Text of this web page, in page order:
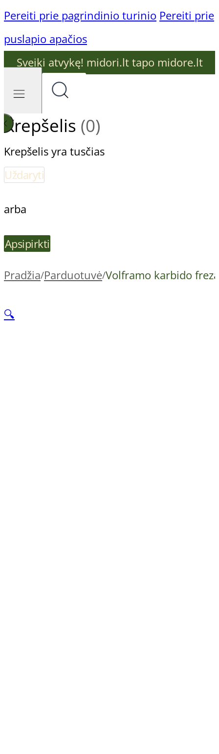
Pereiti prie pagrindinio turinio Pereiti prie
puslapio apačios
Sveiki atvykę! midori.lt tapo midore.lt
Krepšelis (0)
Krepšelis yra tusčias
Uždaryti
arba
Apsipirkti
Pradžia/Parduotuvė/Volframo karbido
🔍